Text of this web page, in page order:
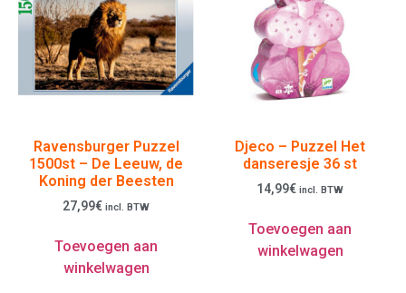
Ravensburger Puzzel
1500st – De Leeuw, de
Koning der Beesten
27,99€ incl. BTW
Toevoegen aan
winkelwagen
Djeco – Puzzel Het
danseresje 36 st
14,99€ incl. BTW
Toevoegen aan
winkelwagen